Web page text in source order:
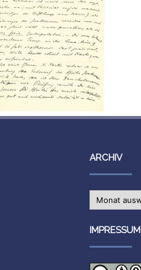
ARCHIV
Archiv
IMPRESSUM